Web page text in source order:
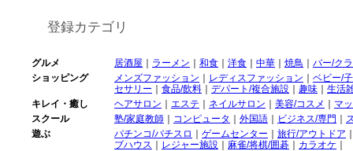
登録カテゴリ
グルメ 居酒屋 ラーメン 和食 洋食 中華 焼鳥
バー/ク
ショッピング
メンズファッション レディスファッション
ベビー/
セサリー
食品/飲料 デパート/複合施設 趣味
生活
キレイ・癒し
ヘアサロン エステ ネイルサロン 美容/コスメ
マ
スクール
塾/家庭教師 コンピュータ 外国語 ビジネス/専門
遊ぶ
パチンコ/パチスロ ゲームセンター 旅行/アウトドア
ブハウス
レジャー施設 麻雀/将棋/囲碁 カラオケ